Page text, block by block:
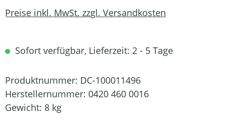
Preise inkl. MwSt. zzgl. Versandkosten
Sofort verfügbar, Lieferzeit: 2 - 5 Tage
Produktnummer: DC-100011496
Herstellernummer: 0420 460 0016
Gewicht: 8 kg